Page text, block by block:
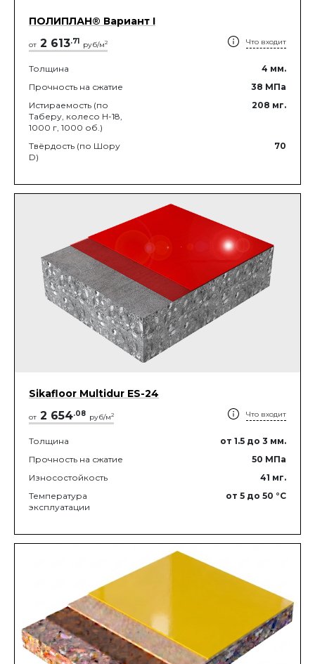
ПОЛИПЛАН® Вариант I
от 2 613.71 руб/м2 Что входит
Толщина 4 мм.
Прочность на сжатие
38 МПа
Истираемость (по
Таберу, колесо Н-18,
1000 г, 1000 об.)
208 мг.
Твёрдость (по Шору
D)
70
Sikafloor Multidur ES-24
от 2 654.08 руб/м2 Что входит
Толщина от 1.5 до 3 мм.
Прочность на сжатие
50 МПа
Износостойкость
41 мг.
Температура
эксплуатации
от 5 до 50 °C